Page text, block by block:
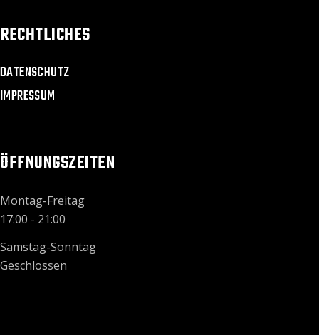
RECHTLICHES
DATENSCHUTZ
IMPRESSUM
ÖFFNUNGSZEITEN
Montag-Freitag
17:00 - 21:00
Samstag-Sonntag
Geschlossen